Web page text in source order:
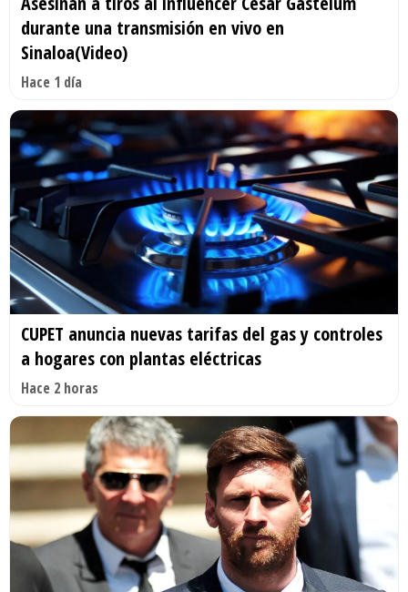
durante una transmisión en vivo en
Sinaloa(Video)
Hace 1 día
CUPET anuncia nuevas tarifas del gas y controles
a hogares con plantas eléctricas
Hace 2 horas